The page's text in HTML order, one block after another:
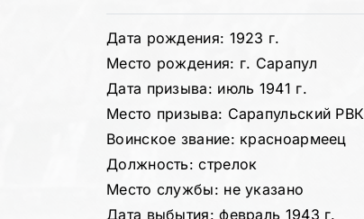
Дата рождения: 1923 г.
Место рождения: г. Сарапул
Дата призыва: июль 1941 г.
Место призыва: Сарапульский РВК
Воинское звание: красноармеец
Должность: стрелок
Место службы: не указано
Дата выбытия: февраль 1943 г.